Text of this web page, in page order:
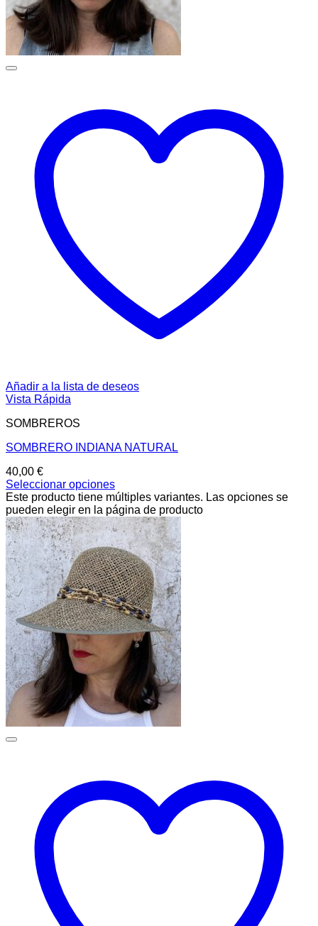
Añadir a la lista de deseos
Vista Rápida
SOMBREROS
SOMBRERO INDIANA NATURAL
40,00 €
Seleccionar opciones
Este producto tiene múltiples variantes. Las opciones se
pueden elegir en la página de producto